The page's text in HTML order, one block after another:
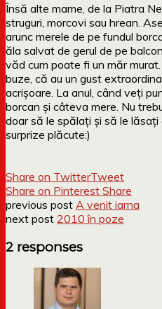
Însă alte mame, de la Piatra
struguri, morcovi sau hrean.
arunc merele de pe fundul
ăla salvat de gerul de pe
văd cum poate fi un măr
buze, că au un gust
acrișoare. La anul, când veți
borcan și câteva mere. Nu
doar să le spălați și să le
surprize plăcute:)
Share on TwitterTweet
Share on Pinterest Share
previous post A venit iarna
next post 2010 în poze
2 responses